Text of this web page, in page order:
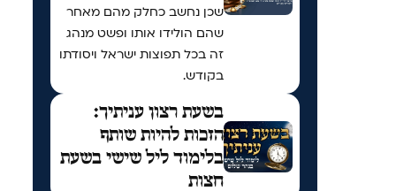
שכן נחשב כחלק מהם מאחר
שהם הולידו אותו ופשט מנהג
זה בכל תפוצות ישראל ויסודתו
בקודש.
בשעת רצון עניתיך:
הזכות להיות שותף
בלימוד ליל שישי בשעת
חצות